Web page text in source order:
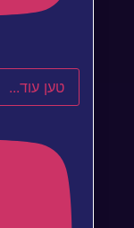
טען עוד...